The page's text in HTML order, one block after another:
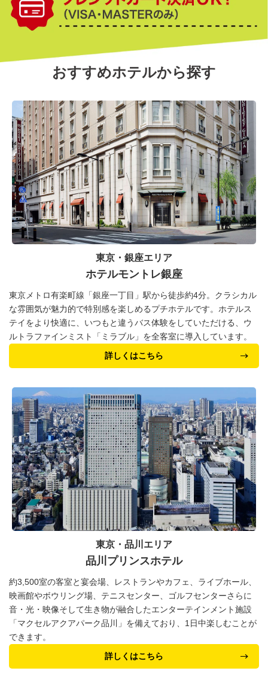
おすすめホテルから探す
東京・銀座エリア
ホテルモントレ銀座
東京メトロ有楽町線「銀座一丁目」駅から徒歩約4分。クラシカル
な雰囲気が魅力的で特別感を楽しめるプチホテルです。ホテルス
テイをより快適に、いつもと違うバス体験をしていただける、ウ
ルトラファインミスト「ミラブル」を全客室に導入しています。
詳しくはこちら
東京・品川エリア
品川プリンスホテル
約3,500室の客室と宴会場、レストランやカフェ、ライブホール、
映画館やボウリング場、テニスセンター、ゴルフセンターさらに
音・光・映像そして生き物が融合したエンターテインメント施設
「マクセルアクアパーク品川」を備えており、1日中楽しむことが
できます。
詳しくはこちら